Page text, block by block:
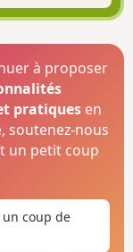
à proposer
pratiques en
soutenez-nous
un petit coup
un coup de